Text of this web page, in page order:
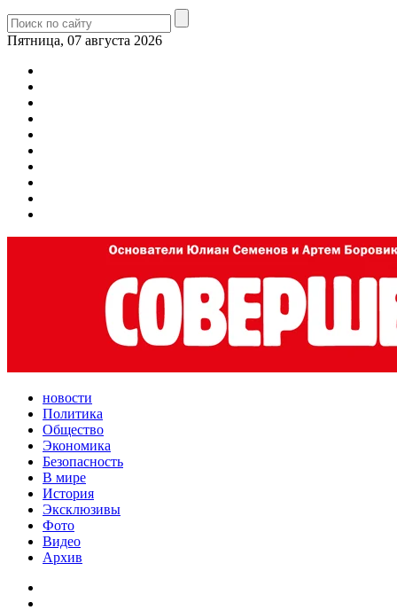
Пятница, 07 августа 2026
новости
Политика
Общество
Экономика
Безопасность
В мире
История
Эксклюзивы
Фото
Видео
Архив